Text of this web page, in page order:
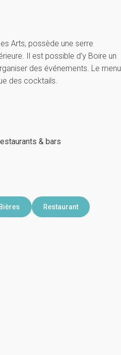
Arts, possède une serre
Il est possible d’y Boire un
des événements. Le menu
des cocktails.
& bars
Restaurant